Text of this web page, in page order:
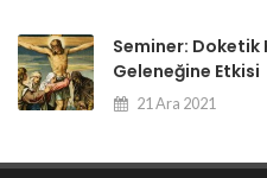
Seminer:
Geleneğine Etkisi
21 Ara 2021